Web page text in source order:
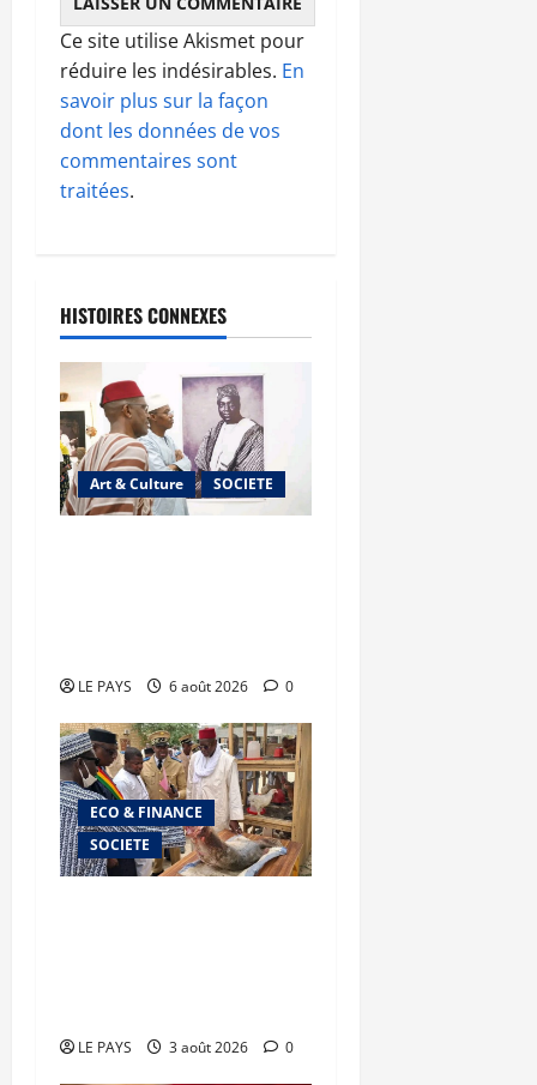
Ce site utilise Akismet pour
réduire les indésirables. En
savoir plus sur la façon
dont les données de vos
commentaires sont
traitées.
HISTOIRES CONNEXES
Art & Culture SOCIETE
LE PAYS 6 août 2026 0
ECO & FINANCE
SOCIETE
LE PAYS 3 août 2026 0